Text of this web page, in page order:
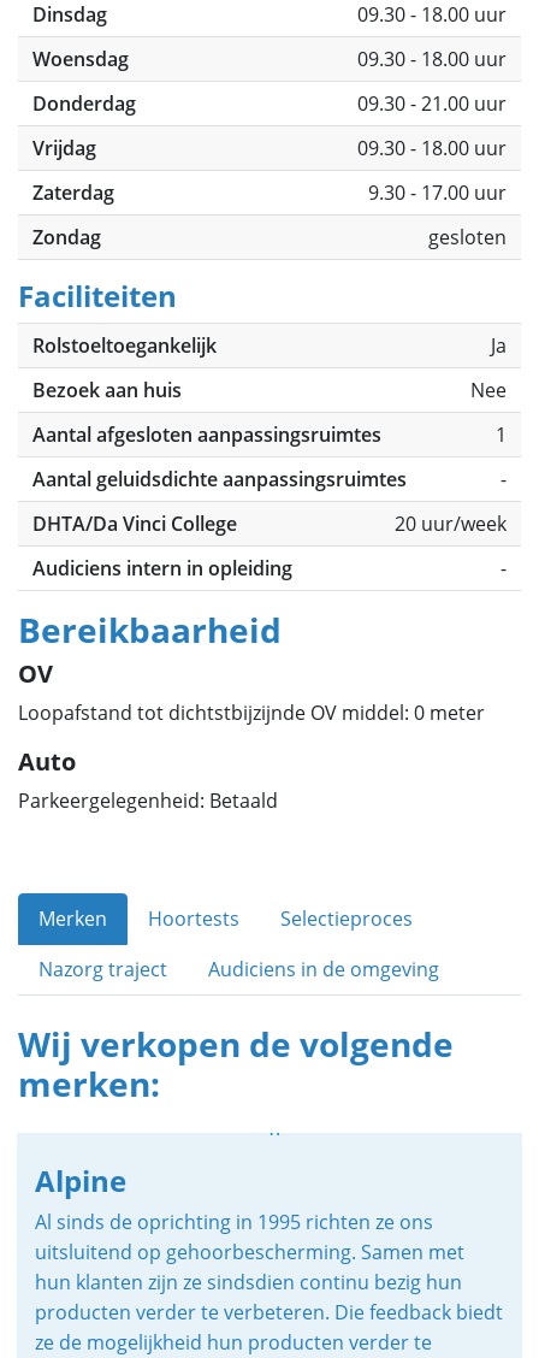
Dinsdag
09.30 - 18.00 uur
Woensdag
09.30 - 18.00 uur
Donderdag
09.30 - 21.00 uur
Vrijdag
09.30 - 18.00 uur
Zaterdag
9.30 - 17.00 uur
Zondag
gesloten
Faciliteiten
Rolstoeltoegankelijk
Ja
Bezoek aan huis
Nee
Aantal afgesloten aanpassingsruimtes
1
Aantal geluidsdichte aanpassingsruimtes
-
DHTA/Da Vinci College
20 uur/week
Audiciens intern in opleiding
-
Bereikbaarheid
OV
Loopafstand tot dichtstbijzijnde OV middel: 0 meter
Auto
Parkeergelegenheid: Betaald
Merken Hoortests
Selectieproces
Nazorg traject
Audiciens in de omgeving
Wij verkopen de volgende
merken:
Alpine
Al sinds de oprichting in 1995 richten ze ons
uitsluitend op gehoorbescherming. Samen met
hun klanten zijn ze sindsdien continu bezig hun
producten verder te verbeteren. Die feedback biedt
ze de mogelijkheid hun producten verder te